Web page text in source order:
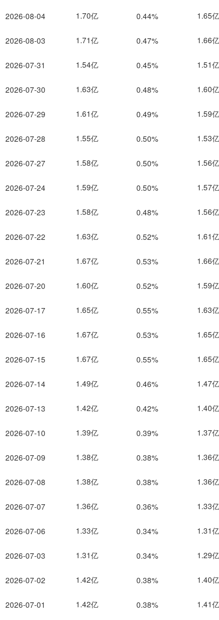
2026-08-04
2026-08-03
2026-07-31
2026-07-30
2026-07-29
2026-07-28
2026-07-27
2026-07-24
2026-07-23
2026-07-22
2026-07-21
2026-07-20
2026-07-17
2026-07-16
2026-07-15
2026-07-14
2026-07-13
2026-07-10
2026-07-09
2026-07-08
2026-07-07
2026-07-06
2026-07-03
2026-07-02
2026-07-01
1.70亿 0.44% 1.65亿
1.71亿 0.47% 1.66亿
1.54亿 0.45% 1.51亿
1.63亿 0.48% 1.60亿
1.61亿 0.49% 1.59亿
1.55亿 0.50% 1.53亿
1.58亿 0.50% 1.56亿
1.59亿 0.50% 1.57亿
1.58亿 0.48% 1.56亿
1.63亿 0.52% 1.61亿
1.67亿 0.53% 1.66亿
1.60亿 0.52% 1.59亿
1.65亿 0.55% 1.63亿
1.67亿 0.53% 1.65亿
1.67亿 0.55% 1.65亿
1.49亿 0.46% 1.47亿
1.42亿 0.42% 1.40亿
1.39亿 0.39% 1.37亿
1.38亿 0.38% 1.36亿
1.38亿 0.38% 1.36亿
1.36亿 0.36% 1.33亿
1.33亿 0.34% 1.31亿
1.31亿 0.34% 1.29亿
1.42亿 0.38% 1.40亿
1.42亿 0.38% 1.41亿